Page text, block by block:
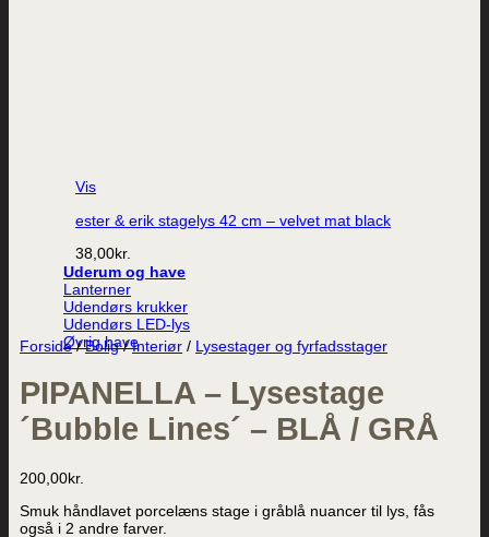
Vis
ester & erik stagelys 42 cm – velvet mat black
38,00kr.
Uderum og have
Lanterner
Udendørs krukker
Udendørs LED-lys
Øvrig have
Forside / Bolig / Interiør / Lysestager og fyrfadsstager
PIPANELLA – Lysestage
´Bubble Lines´ – BLÅ / GRÅ
200,00kr.
Smuk håndlavet porcelæns stage i gråblå nuancer til lys, fås
også i 2 andre farver.